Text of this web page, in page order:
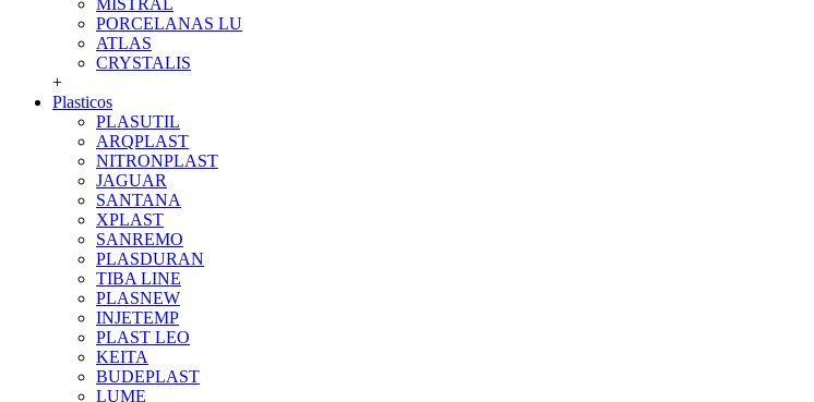
MISTRAL
PORCELANAS LU
ATLAS
CRYSTALIS
+
Plasticos
PLASUTIL
ARQPLAST
NITRONPLAST
JAGUAR
SANTANA
XPLAST
SANREMO
PLASDURAN
TIBA LINE
PLASNEW
INJETEMP
PLAST LEO
KEITA
BUDEPLAST
LUME